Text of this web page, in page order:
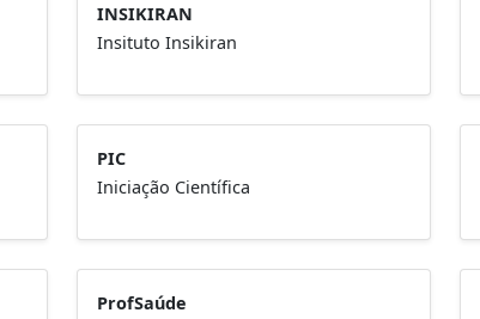
INSIKIRAN
Insituto Insikiran
PIC
Iniciação Científica
ProfSaúde